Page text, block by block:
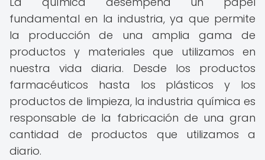
fundamental en la industria, ya que permite
la producción de una amplia gama de
productos y materiales que utilizamos en
nuestra vida diaria. Desde los productos
farmacéuticos hasta los plásticos y los
productos de limpieza, la industria química es
responsable de la fabricación de una gran
cantidad de productos que utilizamos a
diario.